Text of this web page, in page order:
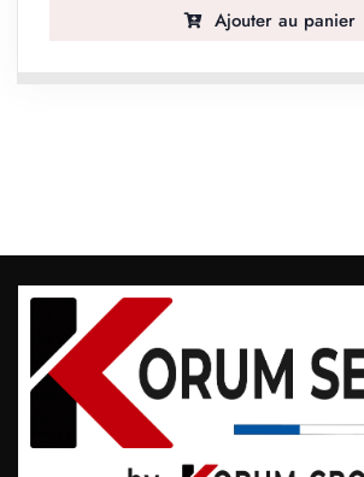
Ajouter au panier